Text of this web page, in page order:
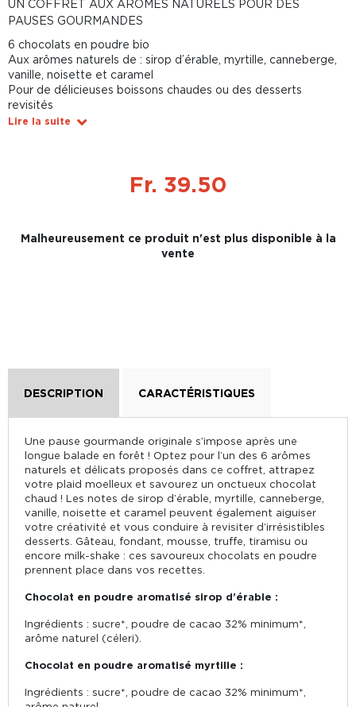
UN COFFRET AUX ARÔMES NATURELS POUR DES
PAUSES GOURMANDES
6 chocolats en poudre bio
Aux arômes naturels de : sirop d’érable, myrtille, canneberge,
vanille, noisette et caramel
Pour de délicieuses boissons chaudes ou des desserts
revisités
Lire la suite
Fr. 39.50
Malheureusement ce produit n'est plus disponible à la
vente
DESCRIPTION CARACTÉRISTIQUES
Une pause gourmande originale s’impose après une
longue balade en forêt ! Optez pour l’un des 6 arômes
naturels et délicats proposés dans ce coffret, attrapez
votre plaid moelleux et savourez un onctueux chocolat
chaud ! Les notes de sirop d’érable, myrtille, canneberge,
vanille, noisette et caramel peuvent également aiguiser
votre créativité et vous conduire à revisiter d’irrésistibles
desserts. Gâteau, fondant, mousse, truffe, tiramisu ou
encore milk-shake : ces savoureux chocolats en poudre
prennent place dans vos recettes.
Chocolat en poudre aromatisé sirop d’érable :
Ingrédients : sucre*, poudre de cacao 32% minimum*,
arôme naturel (céleri).
Chocolat en poudre aromatisé myrtille :
Ingrédients : sucre*, poudre de cacao 32% minimum*,